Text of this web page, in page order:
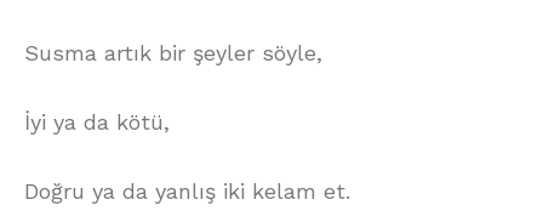
Susma artık bir şeyler söyle,
İyi ya da kötü,
Doğru ya da yanlış iki kelam et.